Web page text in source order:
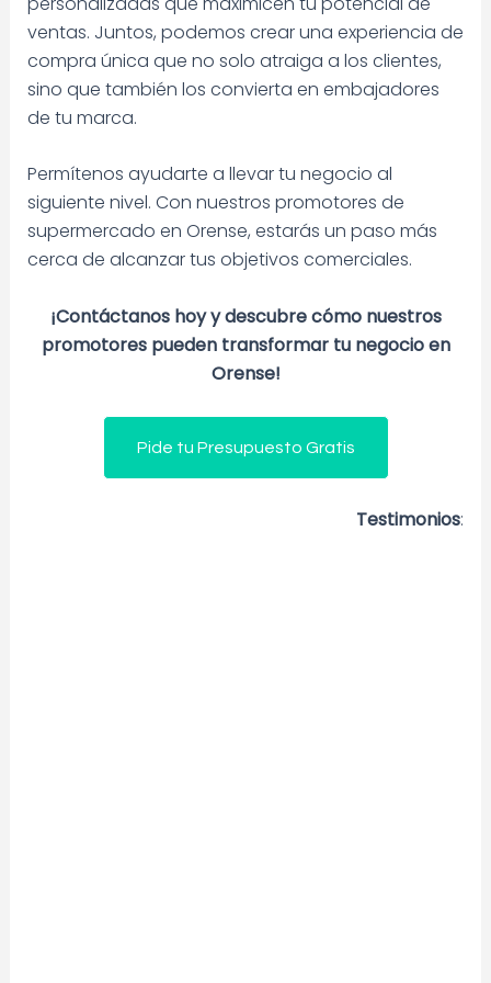
ventas. Juntos, podemos crear una experiencia de
compra única que no solo atraiga a los clientes,
sino que también los convierta en embajadores
de tu marca.
Permítenos ayudarte a llevar tu negocio al
siguiente nivel. Con nuestros promotores de
supermercado en Orense, estarás un paso más
cerca de alcanzar tus objetivos comerciales.
¡Contáctanos hoy y descubre cómo nuestros
promotores pueden transformar tu negocio en
Orense!
Pide tu Presupuesto Gratis
Testimonios: